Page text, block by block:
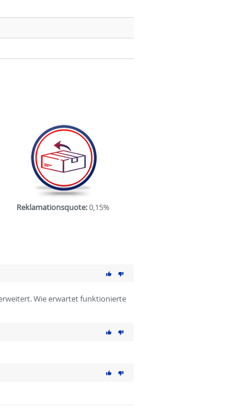
Reklamationsquote:0,15%
erweitert. Wie erwartet funktionierte